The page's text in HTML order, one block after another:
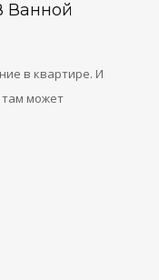
Ванной
в квартире. И
там может